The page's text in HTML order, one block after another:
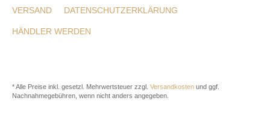
VERSAND DATENSCHUTZERKLÄRUNG
HÄNDLER WERDEN
* Alle Preise inkl. gesetzl. Mehrwertsteuer zzgl. Versandkosten und ggf.
Nachnahmegebühren, wenn nicht anders angegeben.